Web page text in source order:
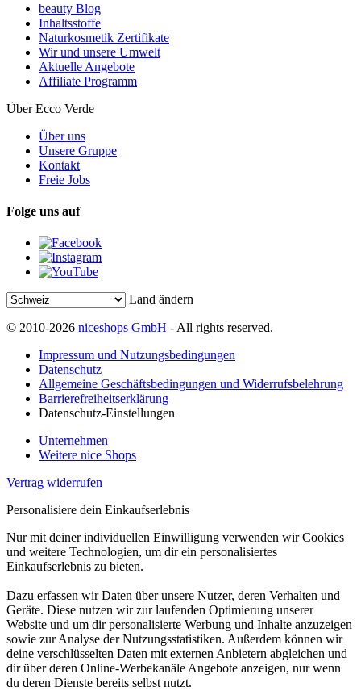
beauty Blog
Inhaltsstoffe
Naturkosmetik Zertifikate
Wir und unsere Umwelt
Aktuelle Angebote
Affiliate Programm
Über Ecco Verde
Über uns
Unsere Gruppe
Kontakt
Freie Jobs
Folge uns auf
Land ändern
© 2010-2026 niceshops GmbH - All rights reserved.
Impressum und Nutzungsbedingungen
Datenschutz
Allgemeine Geschäftsbedingungen und Widerrufsbelehrung
Barrierefreiheitserklärung
Datenschutz-Einstellungen
Unternehmen
Weitere nice Shops
Vertrag widerrufen
Personalisiere dein Einkaufserlebnis
Nur mit deiner individuellen Einwilligung verwenden wir Cookies
und weitere Technologien, um dir ein personalisiertes
Einkaufserlebnis zu bieten.
Dazu erfassen wir Daten über unsere Nutzer, deren Verhalten und
Geräte. Diese nutzen wir zur laufenden Optimierung unserer
Website und um dir personalisierte Werbung und Inhalte anzuzeigen
sowie zur Analyse der Nutzungsstatistiken. Außerdem können wir
deine verschlüsselten Daten mit externen Anbietern abgleichen und
dir über deren Online-Werbekanäle Angebote anzeigen, nur wenn
du deren Dienste bereits selbst nutzt.